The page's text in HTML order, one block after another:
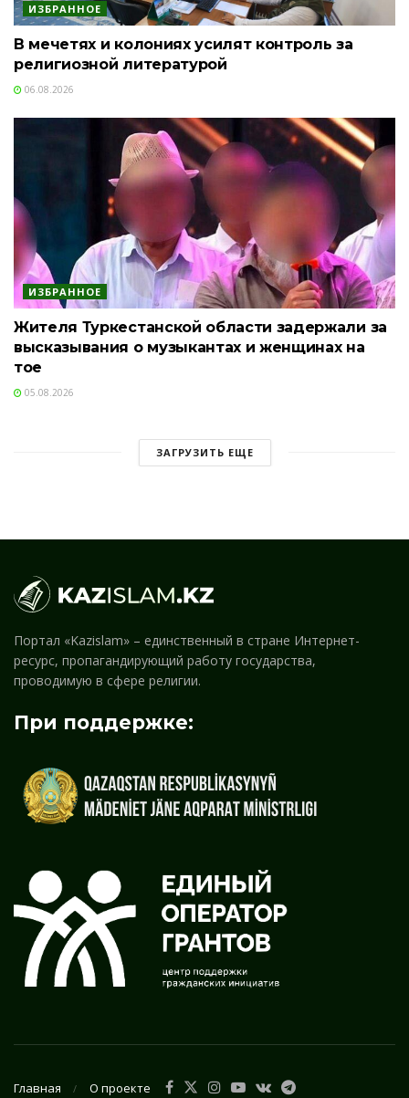
ИЗБРАННОЕ
В мечетях и колониях усилят контроль за
религиозной литературой
06.08.2026
ИЗБРАННОЕ
Жителя Туркестанской области задержали за
высказывания о музыкантах и женщинах на
тое
05.08.2026
ЗАГРУЗИТЬ ЕЩЕ
Портал «Kazislam» – единственный в стране Интернет-
ресурс, пропагандирующий работу государства,
проводимую в сфере религии.
При поддержке:
Главная О проекте